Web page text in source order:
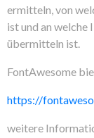
ermitteln, von
ist und an welche
übermitteln ist.
FontAwesome
https://
weitere